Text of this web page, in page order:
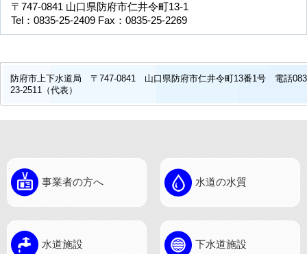
〒747-0841 山口県防府市仁井令町13-1
Tel：0835-25-2409 Fax：0835-25-2269
防府市上下水道局 〒747-0841 山口県防府市仁井令町13番1号 電話
23-2511（代表）
事業者の方へ 水道の水質
水道施設 下水道施設